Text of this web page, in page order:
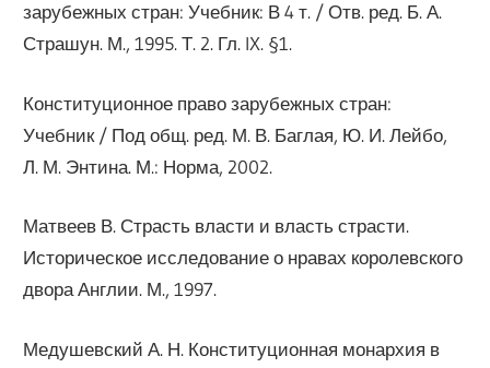
зарубежных стран: Учебник: В 4 т. / Отв. ред. Б. А.
Страшун. М., 1995. Т. 2. Гл. IX. §1.
Конституционное право зарубежных стран:
Учебник / Под общ. ред. М. В. Баглая, Ю. И. Лейбо,
Л. М. Энтина. М.: Норма, 2002.
Матвеев В. Страсть власти и власть страсти.
Историческое исследование о нравах королевского
двора Англии. М., 1997.
Медушевский А. Н. Конституционная монархия в